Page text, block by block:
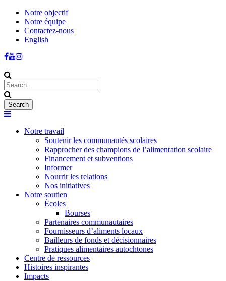
Notre objectif
Notre équipe
Contactez-nous
English
Notre travail
Soutenir les communautés scolaires
Rapprocher des champions de l’alimentation scolaire
Financement et subventions
Informer
Nourrir les relations
Nos initiatives
Notre soutien
Écoles
Bourses
Partenaires communautaires
Fournisseurs d’aliments locaux
Bailleurs de fonds et décisionnaires
Pratiques alimentaires autochtones
Centre de ressources
Histoires inspirantes
Impacts